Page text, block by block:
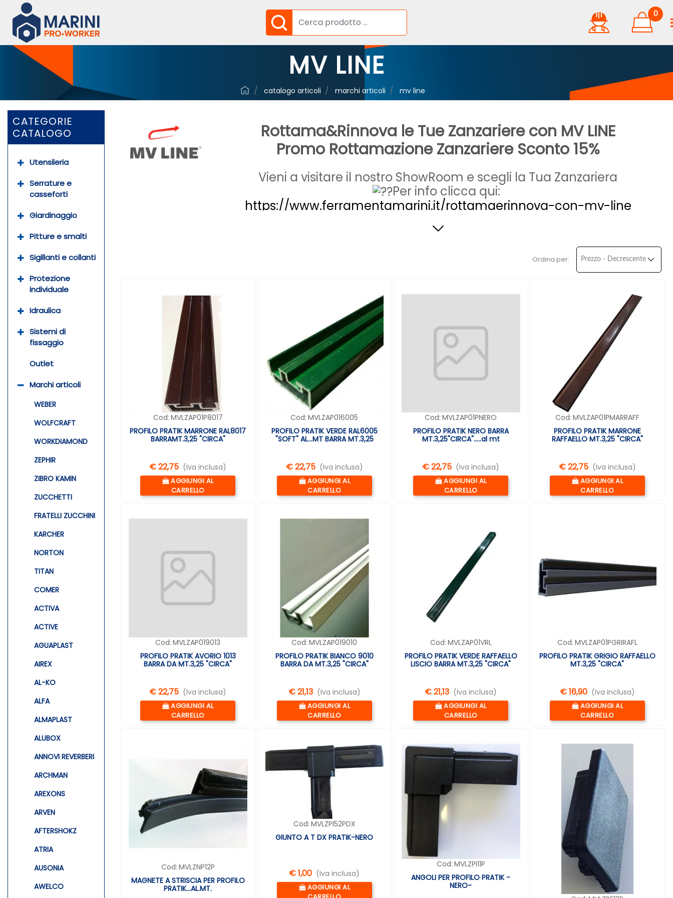
0
MV LINE
catalogo articoli marchi articoli mv line
CATEGORIE
CATALOGO
Utensileria
Serrature e
casseforti
Giardinaggio
Pitture e smalti
Sigillanti e collanti
Protezione
individuale
Idraulica
Sistemi di
fissaggio
Outlet
Marchi articoli
WEBER
WOLFCRAFT
WORKDIAMOND
ZEPHIR
ZIBRO KAMIN
ZUCCHETTI
FRATELLI ZUCCHINI
KARCHER
NORTON
TITAN
COMER
ACTIVA
ACTIVE
AGUAPLAST
AIREX
AL-KO
ALFA
ALMAPLAST
ALUBOX
ANNOVI REVERBERI
ARCHMAN
AREXONS
ARVEN
AFTERSHOKZ
ATRIA
AUSONIA
AWELCO
Rottama&Rinnova le Tue Zanzariere con MV LINE
Promo Rottamazione Zanzariere Sconto 15%
Vieni a visitare il nostro ShowRoom e scegli la Tua Zanzariera
Per info clicca qui:
https://www.ferramentamarini.it/rottamaerinnova-con-mv-line
Ordina per:
Cod: MVLZAP01P8017
PROFILO PRATIK MARRONE RAL8017
BARRAMT.3,25 "CIRCA"
€ 22,75 (Iva inclusa)
Quantità
AGGIUNGI AL
CARRELLO
Cod: MVLZAP016005
PROFILO PRATIK VERDE RAL6005
"SOFT" AL...MT BARRA MT.3,25
€ 22,75 (Iva inclusa)
Quantità
AGGIUNGI AL
CARRELLO
Cod: MVLZAP01PNERO
PROFILO PRATIK NERO BARRA
MT.3,25"CIRCA".....al mt
€ 22,75 (Iva inclusa)
Quantità
AGGIUNGI AL
CARRELLO
Cod: MVLZAP01PMARRAFF
PROFILO PRATIK MARRONE
RAFFAELLO MT.3,25 "CIRCA"
€ 22,75 (Iva inclusa)
Quantità
AGGIUNGI AL
CARRELLO
Cod: MVLZAP019013
PROFILO PRATIK AVORIO 1013
BARRA DA MT.3,25 "CIRCA"
€ 22,75 (Iva inclusa)
Quantità
AGGIUNGI AL
CARRELLO
Cod: MVLZAP019010
PROFILO PRATIK BIANCO 9010
BARRA DA MT.3,25 "CIRCA"
€ 21,13 (Iva inclusa)
Quantità
AGGIUNGI AL
CARRELLO
Cod: MVLZAP01VRL
PROFILO PRATIK VERDE RAFFAELLO
LISCIO BARRA MT.3,25 "CIRCA"
€ 21,13 (Iva inclusa)
Quantità
AGGIUNGI AL
CARRELLO
Cod: MVLZAP01PGRIRAFL
PROFILO PRATIK GRIGIO RAFFAELLO
MT.3,25 "CIRCA"
€ 16,90 (Iva inclusa)
Quantità
AGGIUNGI AL
CARRELLO
Cod: MVLZNP12P
MAGNETE A STRISCIA PER PROFILO
PRATIK...AL.MT.
Cod: MVLZPI52PDX
GIUNTO A T DX PRATIK-NERO
€ 1,00 (Iva inclusa)
Quantità
AGGIUNGI AL
Cod: MVLZPI11P
ANGOLI PER PROFILO PRATIK -
NERO-